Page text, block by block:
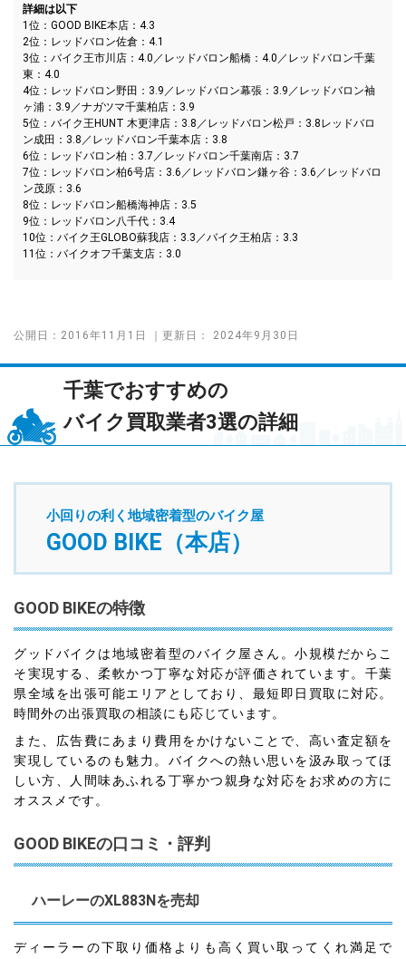
詳細は以下
1位：GOOD BIKE本店：4.3
2位：レッドバロン佐倉：4.1
3位：バイク王市川店：4.0／レッドバロン船橋：4.0／レッドバロン千葉
東：4.0
4位：レッドバロン野田：3.9／レッドバロン幕張：3.9／レッドバロン袖
ヶ浦：3.9／ナガツマ千葉柏店：3.9
5位：バイク王HUNT 木更津店：3.8／レッドバロン松戸：3.8レッドバロ
ン成田：3.8／レッドバロン千葉本店：3.8
6位：レッドバロン柏：3.7／レッドバロン千葉南店：3.7
7位：レッドバロン柏6号店：3.6／レッドバロン鎌ヶ谷：3.6／レッドバロ
ン茂原：3.6
8位：レッドバロン船橋海神店：3.5
9位：レッドバロン八千代：3.4
10位：バイク王GLOBO蘇我店：3.3／バイク王柏店：3.3
11位：バイクオフ千葉支店：3.0
公開日： 2016年11月1日 ｜更新日： 2024年9月30日
千葉でおすすめの
バイク買取業者3選の詳細
小回りの利く地域密着型のバイク屋
GOOD BIKE（本店）
GOOD BIKEの特徴
グッドバイクは地域密着型のバイク屋さん。小規模だからこ
そ実現する、柔軟かつ丁寧な対応が評価されています。千葉
県全域を出張可能エリアとしており、最短即日買取に対応。
時間外の出張買取の相談にも応じています。
また、広告費にあまり費用をかけないことで、高い査定額を
実現しているのも魅力。バイクへの熱い思いを汲み取ってほ
しい方、人間味あふれる丁寧かつ親身な対応をお求めの方に
オススメです。
GOOD BIKEの口コミ・評判
ハーレーのXL883Nを売却
ディーラーの下取り価格よりも高く買い取ってくれ満足で